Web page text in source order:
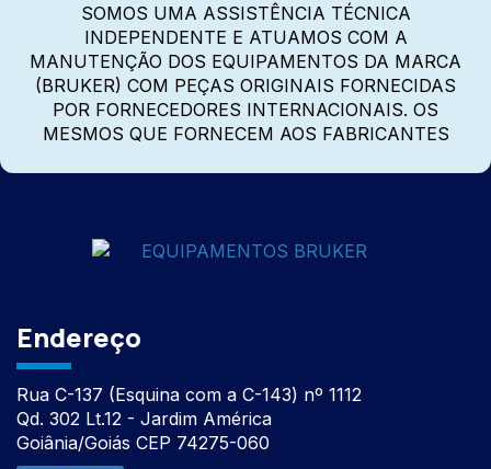
SOMOS UMA ASSISTÊNCIA TÉCNICA
INDEPENDENTE E ATUAMOS COM A
MANUTENÇÃO DOS EQUIPAMENTOS DA MARCA
(BRUKER) COM PEÇAS ORIGINAIS FORNECIDAS
POR FORNECEDORES INTERNACIONAIS. OS
MESMOS QUE FORNECEM AOS FABRICANTES
Endereço
Rua C-137 (Esquina com a C-143) nº 1112
Qd. 302 Lt.12 - Jardim América
Goiânia/Goiás CEP 74275-060